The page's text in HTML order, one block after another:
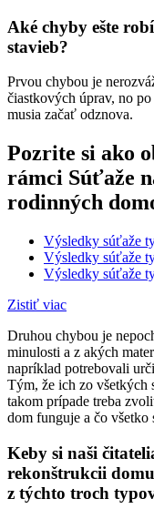
Aké chyby ešte
stavieb?
Prvou chybou je
čiastkových úprav, no
musia začať odznova.
Pozrite si ako
rámci Súťaže
rodinných
Výsledky súťaže
Výsledky súťaže
Výsledky súťaže
Zistiť viac
Druhou chybou je
minulosti a z akých
napríklad potrebovali
Tým, že ich zo všetkých
takom prípade treba
dom funguje a čo
Keby si naši
rekonštrukcii
z týchto troch